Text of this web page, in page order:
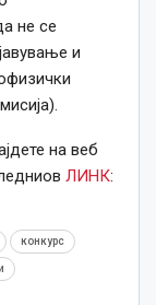
не се
и
на веб
ЛИНК:
конкурс